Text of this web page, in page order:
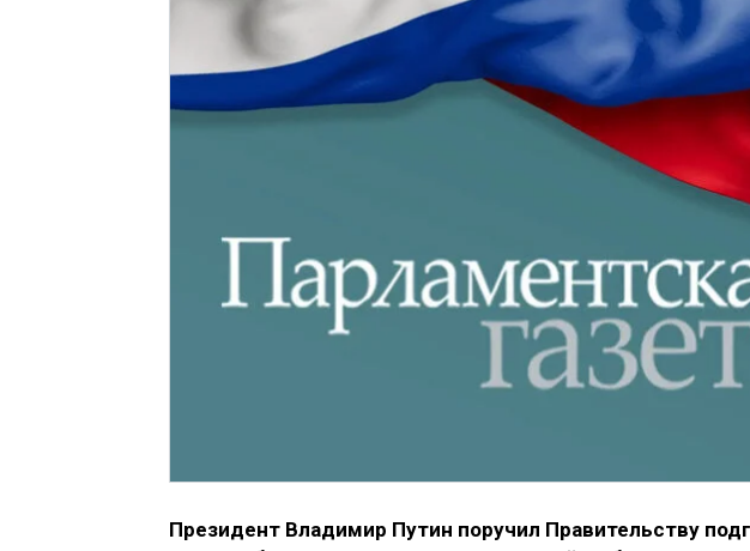
Президент Владимир Путин поручил Правительству